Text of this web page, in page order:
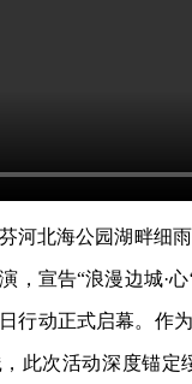
河北海公园湖畔细
，宣告“浪漫边城·
行动正式启幕。作
此次活动深度锚定